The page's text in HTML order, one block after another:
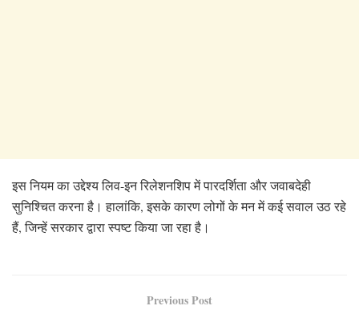
इस नियम का उद्देश्य लिव-इन रिलेशनशिप में पारदर्शिता और जवाबदेही
सुनिश्चित करना है। हालांकि, इसके कारण लोगों के मन में कई सवाल उठ रहे
हैं, जिन्हें सरकार द्वारा स्पष्ट किया जा रहा है।
Previous Post